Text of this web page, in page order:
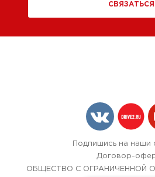
СВЯЗАТЬСЯ
Подпишись на наши
Договор-
ОБЩЕСТВО С ОГРАНИЧЕННОЙ